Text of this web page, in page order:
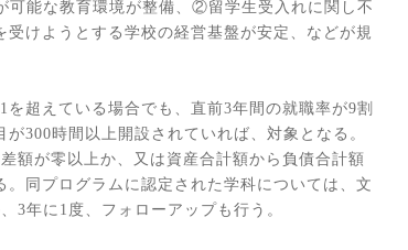
可能な教育環境が整備、②留学生受入れに関し不
けようとする学校の経営基盤が安定、などが規
1 を超えている場合でも、直前3年間の就職率が9割
が300時間以上開設されていれば、対象となる。
額が零以上か、又は資産合計額から負債合計額
同プログラムに認定された学科については、文
3年に 1 度、フォローアップも行う。